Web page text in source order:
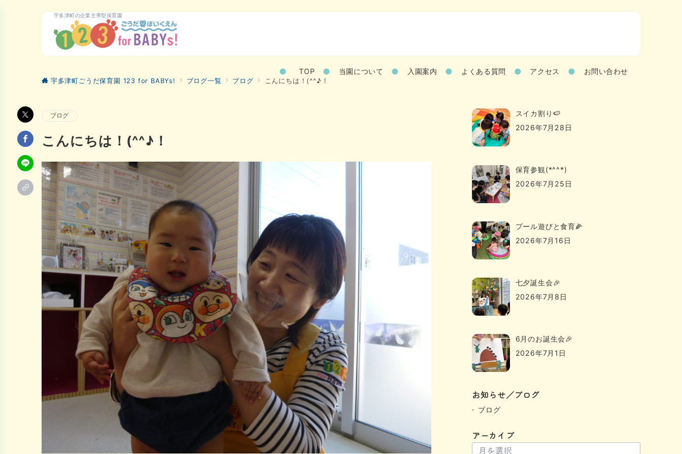
宇多津町の企業主導型保育園
TOP 当園について 入園案内 よくある質問 アクセス お問い合わせ
宇多津町ごうだ保育園 123 for BABYs! ブログ一覧 ブログ こんにちは！(^^♪！
ブログ
こんにちは！(^^♪！
スイカ割り🍉
2026年7月28日
保育参観(*^^*)
2026年7月25日
プール遊びと食育🌽
2026年7月16日
七夕誕生会🎉
2026年7月8日
6月のお誕生会🎉
2026年7月1日
お知らせ／ブログ
ブログ
アーカイブ